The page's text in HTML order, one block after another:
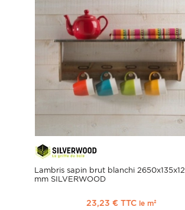
Lambris sapin brut blanchi 2650x135x12
mm SILVERWOOD
23,23 € TTC le m²